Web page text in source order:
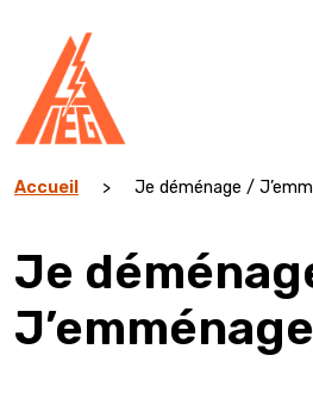
contenu
Accueil > Je déménage /
Je
J’emménage